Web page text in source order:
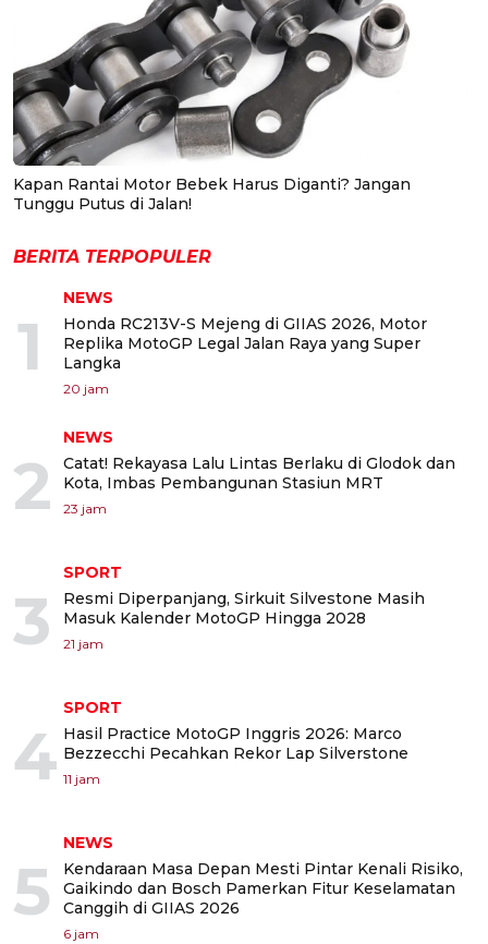
Kapan Rantai Motor Bebek Harus Diganti? Jangan
Tunggu Putus di Jalan!
BERITA TERPOPULER
1
NEWS
Honda RC213V-S Mejeng di GIIAS 2026, Motor
Replika MotoGP Legal Jalan Raya yang Super
Langka
20 jam
2
NEWS
Catat! Rekayasa Lalu Lintas Berlaku di Glodok dan
Kota, Imbas Pembangunan Stasiun MRT
23 jam
3
SPORT
Resmi Diperpanjang, Sirkuit Silvestone Masih
Masuk Kalender MotoGP Hingga 2028
21 jam
4
SPORT
Hasil Practice MotoGP Inggris 2026: Marco
Bezzecchi Pecahkan Rekor Lap Silverstone
11 jam
5
NEWS
Kendaraan Masa Depan Mesti Pintar Kenali Risiko,
Gaikindo dan Bosch Pamerkan Fitur Keselamatan
Canggih di GIIAS 2026
6 jam